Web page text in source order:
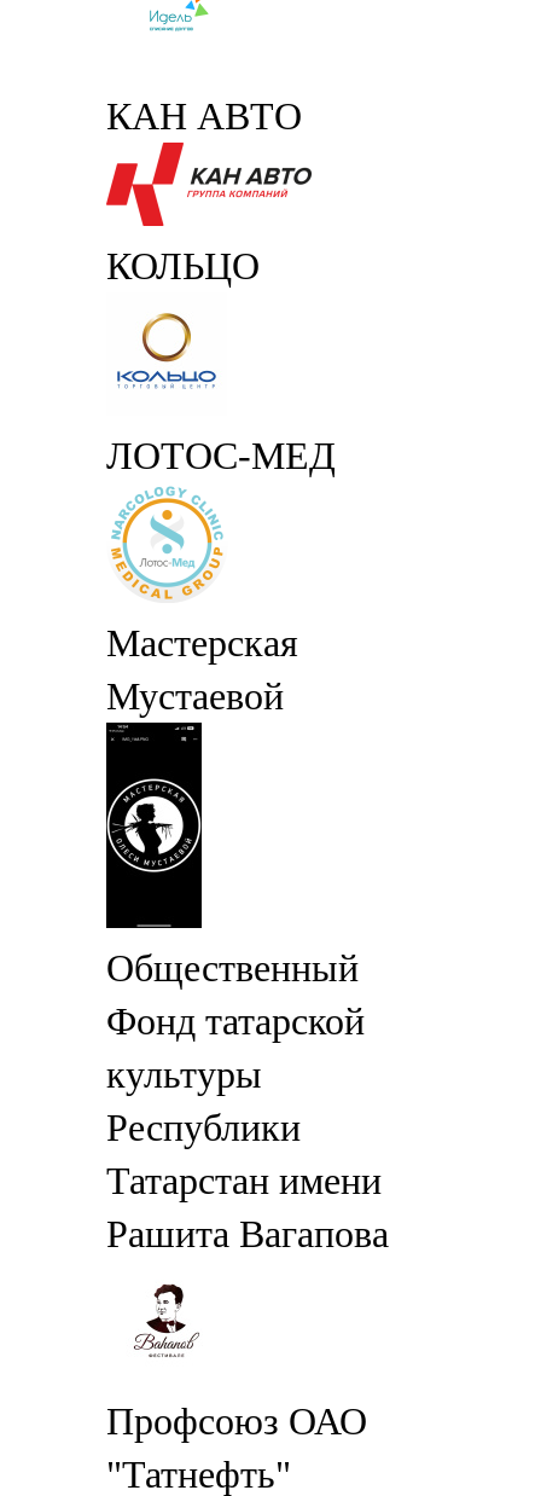
КАН АВТО
КОЛЬЦО
ЛОТОС-МЕД
Мастерская
Мустаевой
Общественный
Фонд татарской
культуры
Республики
Татарстан имени
Рашита Вагапова
Профсоюз ОАО
"Татнефть"